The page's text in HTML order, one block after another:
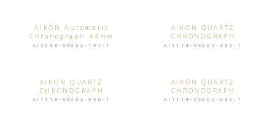
AIKON Automatic
Chronograph 44mm
AI6038-SS002-131-1
AIKON QUARTZ
CHRONOGRAPH
AI1118-SS002-430-1
AIKON QUARTZ
CHRONOGRAPH
AI1118-SS002-330-1
AIKON QUARTZ
CHRONOGRAPH
AI1118-SS002-230-1